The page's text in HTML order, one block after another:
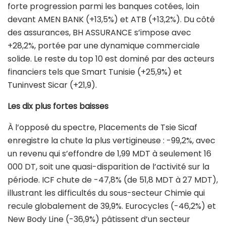
forte progression parmi les banques cotées, loin
devant AMEN BANK (+13,5%) et ATB (+13,2%). Du côté
des assurances, BH ASSURANCE s’impose avec
+28,2%, portée par une dynamique commerciale
solide. Le reste du top 10 est dominé par des acteurs
financiers tels que Smart Tunisie (+25,9%) et
Tuninvest Sicar (+21,9).
Les dix plus fortes baisses
À l’opposé du spectre, Placements de Tsie Sicaf
enregistre la chute la plus vertigineuse : -99,2%, avec
un revenu qui s’effondre de 1,99 MDT à seulement 16
000 DT, soit une quasi-disparition de l’activité sur la
période. ICF chute de -47,8% (de 51,8 MDT à 27 MDT),
illustrant les difficultés du sous-secteur Chimie qui
recule globalement de 39,9%. Eurocycles (-46,2%) et
New Body Line (-36,9%) pâtissent d’un secteur